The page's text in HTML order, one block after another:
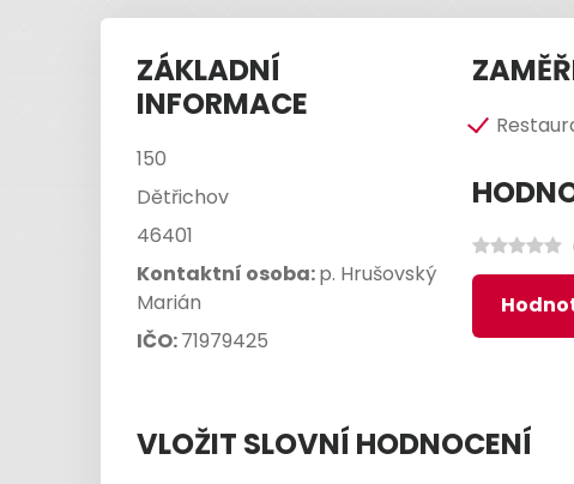
ZÁKLADNÍ
INFORMACE
150
Dětřichov
46401
Kontaktní osoba:p. Hrušovský
Marián
IČO:71979425
VLOŽIT SLOVNÍ HODNOCENÍ